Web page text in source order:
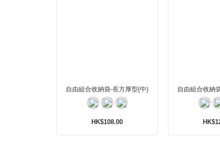
自由組合收納袋-長方厚型(中)
HK$108.00
自由組合收納